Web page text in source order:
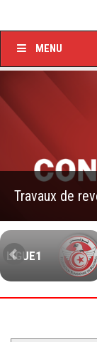
Ligue I –
Feuilles de
Feuille de match
–Ligue I–
–Ligue II–
Feuille de
-Ligue I-
-Ligue II-
MENU
Travaux de
LIGUE1